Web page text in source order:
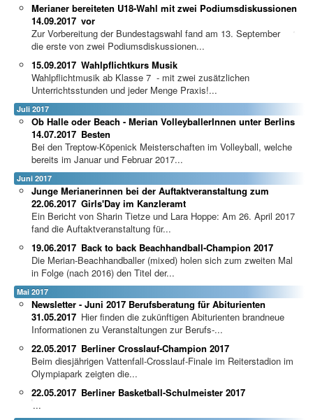
Merianer bereiteten U18-Wahl mit zwei Podiumsdiskussionen
vor
14.09.2017
Zur Vorbereitung der Bundestagswahl fand am 13. September
die erste von zwei Podiumsdiskussionen...
Wahlpflichtkurs Musik
15.09.2017
Wahlpflichtmusik ab Klasse 7 - mit zwei zusätzlichen
Unterrichtsstunden und jeder Menge Praxis!...
Juli 2017
Ob Halle oder Beach - Merian VolleyballerInnen unter Berlins
Besten
14.07.2017
Bei den Treptow-Köpenick Meisterschaften im Volleyball, welche
bereits im Januar und Februar 2017...
Juni 2017
Junge Merianerinnen bei der Auftaktveranstaltung zum
Girls'Day im Kanzleramt
22.06.2017
Ein Bericht von Sharin Tietze und Lara Hoppe: Am 26. April 2017
fand die Auftaktveranstaltung für...
Back to back Beachhandball-Champion 2017
19.06.2017
Die Merian-Beachhandballer (mixed) holen sich zum zweiten Mal
in Folge (nach 2016) den Titel der...
Mai 2017
Newsletter - Juni 2017 Berufsberatung für Abiturienten
31.05.2017 Hier finden die zukünftigen Abiturienten brandneue
Informationen zu Veranstaltungen zur Berufs-...
Berliner Crosslauf-Champion 2017
22.05.2017
Beim diesjährigen Vattenfall-Crosslauf-Finale im Reiterstadion im
Olympiapark zeigten die...
Berliner Basketball-Schulmeister 2017
22.05.2017
...